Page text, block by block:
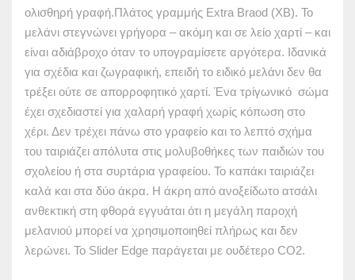
ολισθηρή γραφή.Πλάτος γραμμής Extra Braod (XB). Το
μελάνι στεγνώνει γρήγορα – ακόμη και σε λείο χαρτί – και
είναι αδιάβροχο όταν το υπογραμίσετε αργότερα. Ιδανικά
για σχέδια και ζωγραφική, επειδή το ειδικό μελάνι δεν θα
τρέξει ούτε σε απορροφητικό χαρτί. Ένα τρίγωνικό σώμα
έχει σχεδιαστεί για χαλαρή γραφή χωρίς κόπωση στο
χέρι. Δεν τρέχει πάνω στο γραφείο και το λεπτό σχήμα
του ταιριάζει απόλυτα στις μολυβοθήκες των παιδιών του
σχολείου ή στα συρτάρια γραφείου. Το καπάκι ταιριάζει
καλά και στα δύο άκρα. Η άκρη από ανοξείδωτο ατσάλι
ανθεκτική στη φθορά εγγυάται ότι η μεγάλη παροχή
μελανιού μπορεί να χρησιμοποιηθεί πλήρως και δεν
λερώνει. Το Slider Edge παράγεται με ουδέτερο CO2.